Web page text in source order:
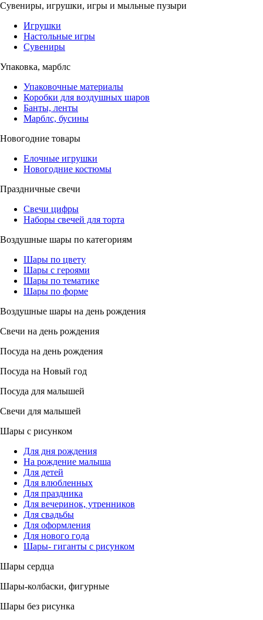
Сувениры, игрушки, игры и мыльные пузыри
Игрушки
Настольные игры
Сувениры
Упаковка, марблс
Упаковочные материалы
Коробки для воздушных шаров
Банты, ленты
Марблс, бусины
Новогодние товары
Елочные игрушки
Новогодние костюмы
Праздничные свечи
Свечи цифры
Наборы свечей для торта
Воздушные шары по категориям
Шары по цвету
Шары с героями
Шары по тематике
Шары по форме
Воздушные шары на день рождения
Свечи на день рождения
Посуда на день рождения
Посуда на Новый год
Посуда для малышей
Свечи для малышей
Шары с рисунком
Для дня рождения
На рождение малыша
Для детей
Для влюбленных
Для праздника
Для вечеринок, утренников
Для свадьбы
Для оформления
Для нового года
Шары- гиганты с рисунком
Шары сердца
Шары-колбаски, фигурные
Шары без рисунка